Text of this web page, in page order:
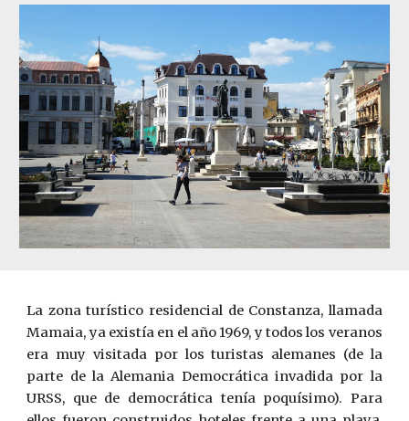
La zona turístico residencial de Constanza, llamada
Mamaia, ya existía en el año 1969, y todos los veranos
era muy visitada por los turistas alemanes (de la
parte de la Alemania Democrática invadida por la
URSS, que de democrática tenía poquísimo). Para